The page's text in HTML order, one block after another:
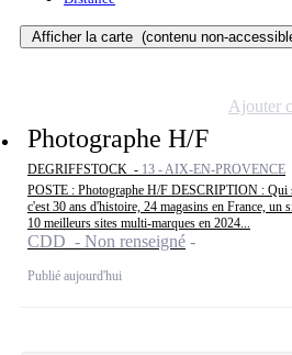
Afficher la carte (contenu non-
Photographe H/F
DEGRIFFSTOCK - 13 - AIX-EN-PROVENCE
POSTE : Photographe H/F DESCRIPTION : Qui
c'est 30 ans d'histoire, 24 magasins en France, un
10 meilleurs sites multi-marques en 2024...
CDD - Non renseigné
Publié aujourd'hui
Ajouter